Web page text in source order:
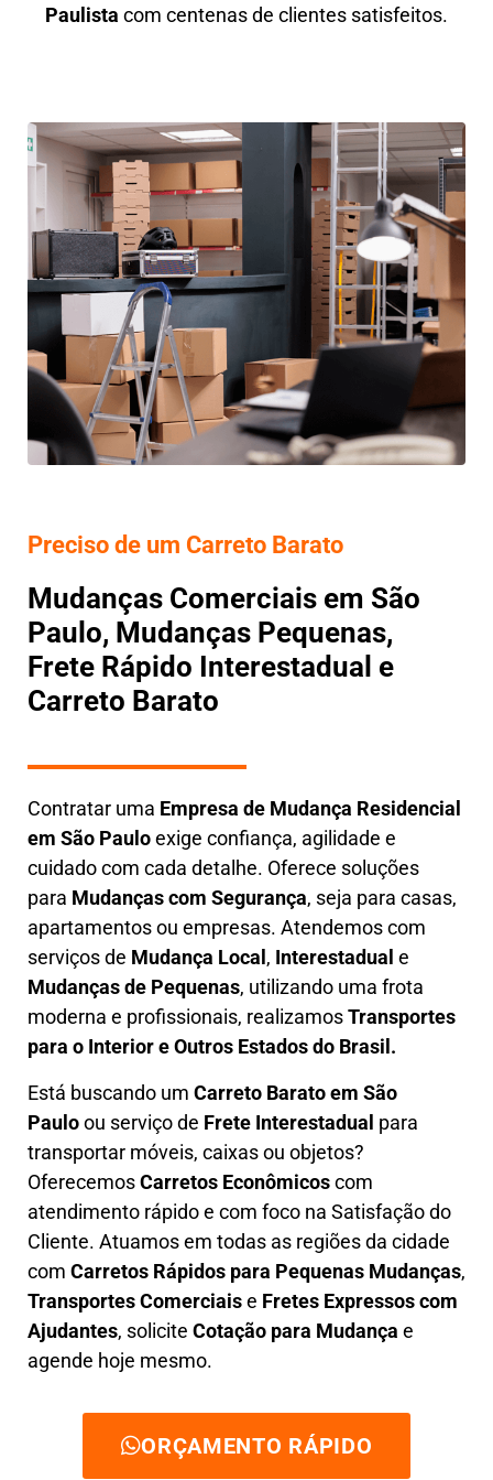
Paulista com centenas de clientes satisfeitos.
Preciso de um Carreto Barato
Mudanças Comerciais em São
Paulo, Mudanças Pequenas,
Frete Rápido Interestadual e
Carreto Barato
Contratar uma Empresa de Mudança Residencial
em São Pauloexige confiança, agilidade e
cuidado com cada detalhe. Oferece soluções
para Mudanças com Segurança, seja para casas,
apartamentos ou empresas. Atendemos com
serviços de Mudança Local , Interestadual e
Mudanças de Pequenas, utilizando uma frota
moderna e profissionais, realizamosTransportes
para o Interior e Outros Estados do Brasil.
Está buscando um Carreto Barato em São
Pauloou serviço de Frete Interestadual para
transportar móveis, caixas ou objetos?
OferecemosCarretos Econômicoscom
atendimento rápido e com foco na Satisfação do
Cliente. Atuamos em todas as regiões da cidade
com Carretos Rápidos para Pequenas Mudanças,
TransportesComerciaise Fretes Expressos com
Ajudantes, solicite Cotação para Mudança e
agende hoje mesmo.
ORÇAMENTO RÁPIDO